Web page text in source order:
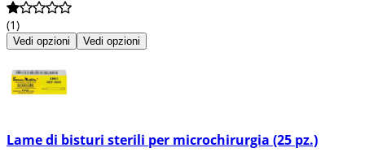
(1)
Vedi opzioni Vedi opzioni
Lame di bisturi sterili per microchirurgia (25 pz.)